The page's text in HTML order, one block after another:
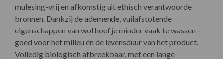
mulesing-vrij en afkomstig uit ethisch verantwoorde
bronnen. Dankzij de ademende, vuilafstotende
eigenschappen van wol hoef je minder vaak te wassen –
goed voor het milieu én de levensduur van het product.
Volledig biologisch afbreekbaar, met een lange